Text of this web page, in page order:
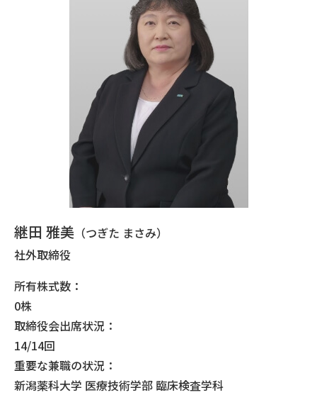
継田 雅美 （つぎた まさみ）
社外取締役
所有株式数：
0株
取締役会出席状況：
14/14回
重要な兼職の状況：
新潟薬科大学 医療技術学部 臨床検査学科